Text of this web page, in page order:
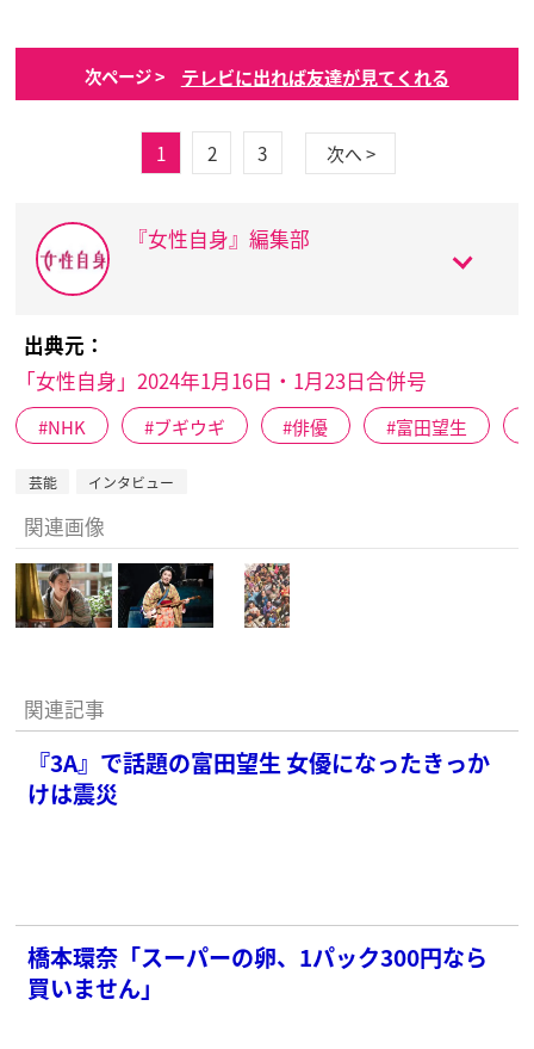
次ページ > テレビに出れば友達が見てくれる
1 2 3 次へ >
『女性自身』編集部
出典元：
「女性自身」2024年1月16日・1月23日合併号
NHK ブギウギ 俳優 富田望生
芸能 インタビュー
関連画像
関連記事
『3A』で話題の富田望生 女優になったきっか
けは震災
橋本環奈「スーパーの卵、1パック300円なら
買いません」